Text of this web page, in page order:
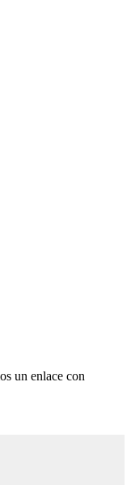
un enlace con